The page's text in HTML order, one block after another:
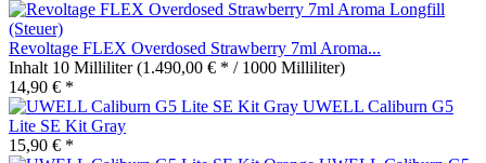
Revoltage FLEX Overdosed Strawberry 7ml Aroma...
Inhalt 10 Milliliter(1.490,00 € * / 1000 Milliliter)
14,90 € *
UWELL Caliburn G5
Lite SE Kit Gray
15,90 € *